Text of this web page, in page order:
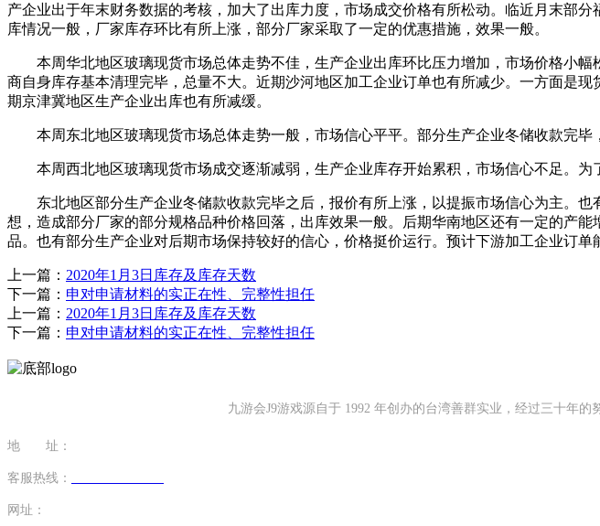
产企业出于年末财务数据的考核，加大了出库力度，市场成交价格有所松动。临近月末部
库情况一般，厂家库存环比有所上涨，部分厂家采取了一定的优惠措施，效果一般。
本周华北地区玻璃现货市场总体走势不佳，生产企业出库环比压力增加，市场价格小幅
商自身库存基本清理完毕，总量不大。近期沙河地区加工企业订单也有所减少。一方面是
期京津冀地区生产企业出库也有所减缓。
本周东北地区玻璃现货市场总体走势一般，市场信心平平。部分生产企业冬储收款完毕
本周西北地区玻璃现货市场成交逐渐减弱，生产企业库存开始累积，市场信心不足。为
东北地区部分生产企业冬储款收款完毕之后，报价有所上涨，以提振市场信心为主。也
想，造成部分厂家的部分规格品种价格回落，出库效果一般。后期华南地区还有一定的产
品。也有部分生产企业对后期市场保持较好的信心，价格挺价运行。预计下游加工企业订单
上一篇： 2020年1月3日库存及库存天数
下一篇： 申对申请材料的实正在性、完整性担任
上一篇： 2020年1月3日库存及库存天数
下一篇： 申对申请材料的实正在性、完整性担任
九游会J9游戏源自于 1992 年创办的台湾善群实业，经过三十年
地 址：
客服热线：
网址：